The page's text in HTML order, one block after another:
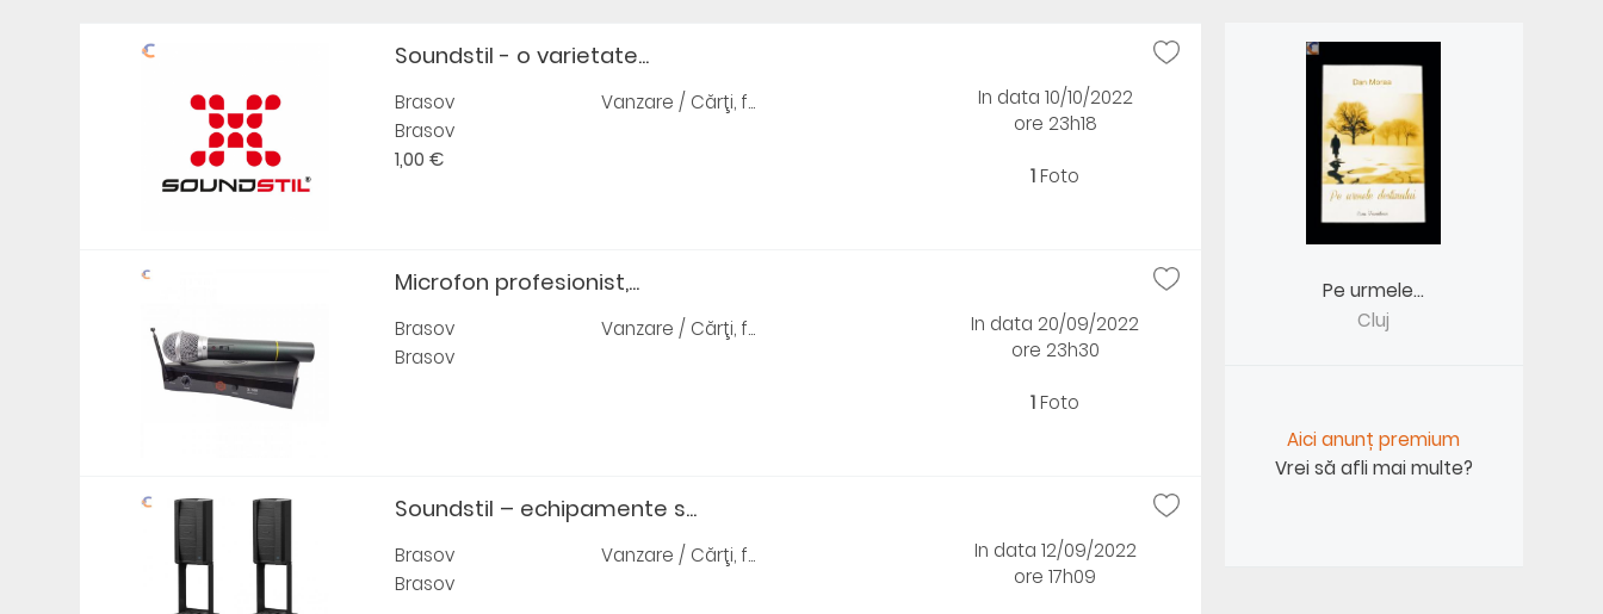
Soundstil - o varietate...
Brasov
Brasov
1,00 €
Vanzare / Cărţi, f...
In data 10/10/2022
ore 23h18
1 Foto
Microfon profesionist,...
Brasov
Brasov
Vanzare / Cărţi, f...
In data 20/09/2022
ore 23h30
1 Foto
Soundstil – echipamente s...
Brasov
Brasov
Vanzare / Cărţi, f...
In data 12/09/2022
ore 17h09
Pe urmele...
Cluj
Aici anunț premium
Vrei să afli mai multe?